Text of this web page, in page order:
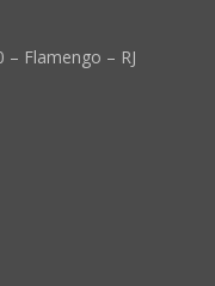
Flamengo – RJ